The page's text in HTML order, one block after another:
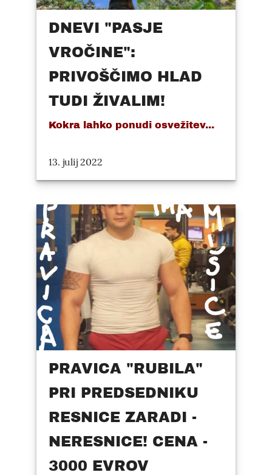
DNEVI "PASJE
VROČINE":
PRIVOŠČIMO HLAD
TUDI ŽIVALIM!
Kokra lahko ponudi osvežitev...
13. julij 2022
PRAVICA "RUBILA"
PRI PREDSEDNIKU
RESNICE ZARADI -
NERESNICE! CENA -
3000 EVROV